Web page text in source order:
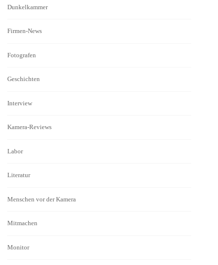
Dunkelkammer
Firmen-News
Fotografen
Geschichten
Interview
Kamera-Reviews
Labor
Literatur
Menschen vor der Kamera
Mitmachen
Monitor